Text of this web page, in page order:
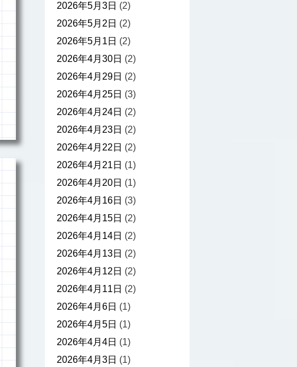
2026年5月3日 (2)
2026年5月2日 (2)
2026年5月1日 (2)
2026年4月30日 (2)
2026年4月29日 (2)
2026年4月25日 (3)
2026年4月24日 (2)
2026年4月23日 (2)
2026年4月22日 (2)
2026年4月21日 (1)
2026年4月20日 (1)
2026年4月16日 (3)
2026年4月15日 (2)
2026年4月14日 (2)
2026年4月13日 (2)
2026年4月12日 (2)
2026年4月11日 (2)
2026年4月6日 (1)
2026年4月5日 (1)
2026年4月4日 (1)
2026年4月3日 (1)